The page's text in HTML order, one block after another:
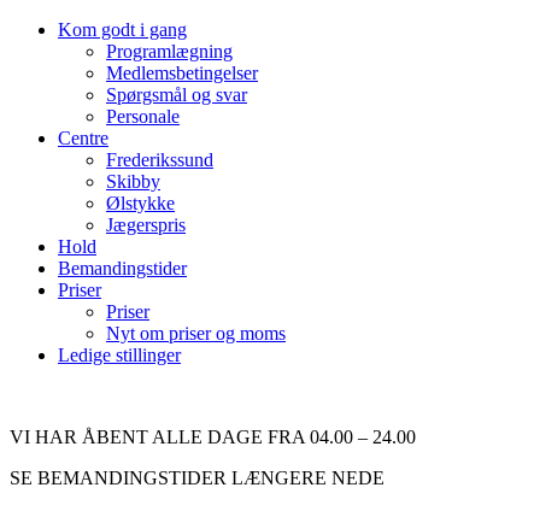
Kom godt i gang
Programlægning
Medlemsbetingelser
Spørgsmål og svar
Personale
Centre
Frederikssund
Skibby
Ølstykke
Jægerspris
Hold
Bemandingstider
Priser
Priser
Nyt om priser og moms
Ledige stillinger
VI HAR ÅBENT ALLE DAGE FRA 04.00 – 24.00
SE BEMANDINGSTIDER LÆNGERE NEDE